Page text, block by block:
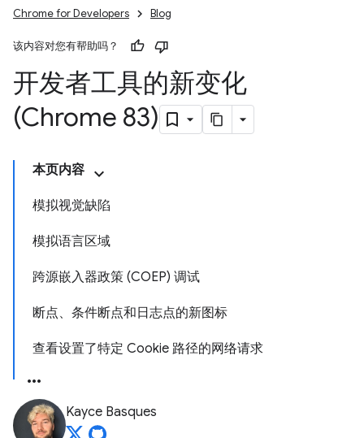
Chrome for Developers Blog
该内容对您有帮助吗？
开发者工具的新变化
(Chrome 83)
本页内容
模拟视觉缺陷
模拟语言区域
跨源嵌入器政策 (COEP) 调试
断点、条件断点和日志点的新图标
查看设置了特定 Cookie 路径的网络请求
Kayce Basques